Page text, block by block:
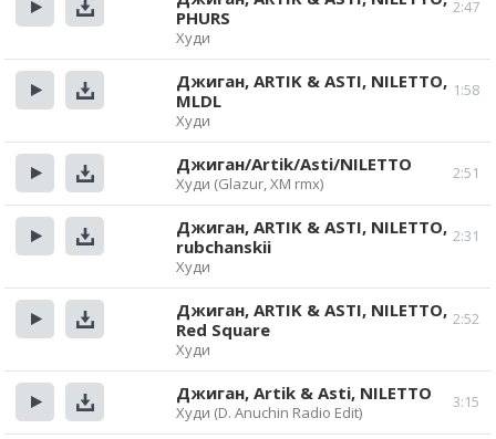
2:47
PHURS
Худи
1:58
Джиган, ARTIK & ASTI, NILETTO,
MLDL
Худи
Прослушать
Скачать
2:51
Джиган/Artik/Asti/NILETTO
Худи (Glazur, XM rmx)
2:31
Джиган, ARTIK & ASTI, NILETTO,
rubchanskii
Худи
2:52
Джиган, ARTIK & ASTI, NILETTO,
Red Square
Худи
Прослушать
Скачать
3:15
Джиган, Artik & Asti, NILETTO
Худи (D. Anuchin Radio Edit)